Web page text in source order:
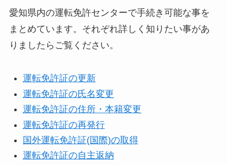
愛知県内の運転免許センターで手続き可能な事を
まとめています。それぞれ詳しく知りたい事があ
りましたらご覧ください。
運転免許証の更新
運転免許証の氏名変更
運転免許証の住所・本籍変更
運転免許証の再発行
国外運転免許証(国際)の取得
運転免許証の自主返納